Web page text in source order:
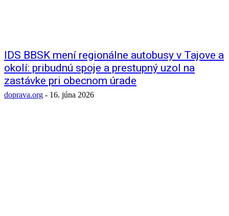
IDS BBSK mení regionálne autobusy v Tajove a
okolí: pribudnú spoje a prestupný uzol na
zastávke pri obecnom úrade
doprava.org - 16. júna 2026